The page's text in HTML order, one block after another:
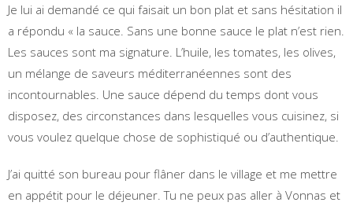
Je lui ai demandé ce qui faisait un bon plat et sans hésitation il
a répondu « la sauce. Sans une bonne sauce le plat n’est rien.
Les sauces sont ma signature. L’huile, les tomates, les olives,
un mélange de saveurs méditerranéennes sont des
incontournables. Une sauce dépend du temps dont vous
disposez, des circonstances dans lesquelles vous cuisinez, si
vous voulez quelque chose de sophistiqué ou d’authentique.
J’ai quitté son bureau pour flâner dans le village et me mettre
en appétit pour le déjeuner. Tu ne peux pas aller à Vonnas et